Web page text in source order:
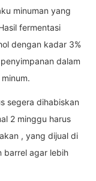
minuman yang
fermentasi
dengan kadar 3%
dalam
segera dihabiskan
2 minggu harus
, yang dijual di
barrel agar lebih